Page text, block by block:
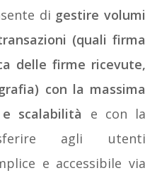
di gestire volumi
(quali firma
delle firme ricevute,
con la massima
scalabilità
e con la
agli utenti
e accessibile via